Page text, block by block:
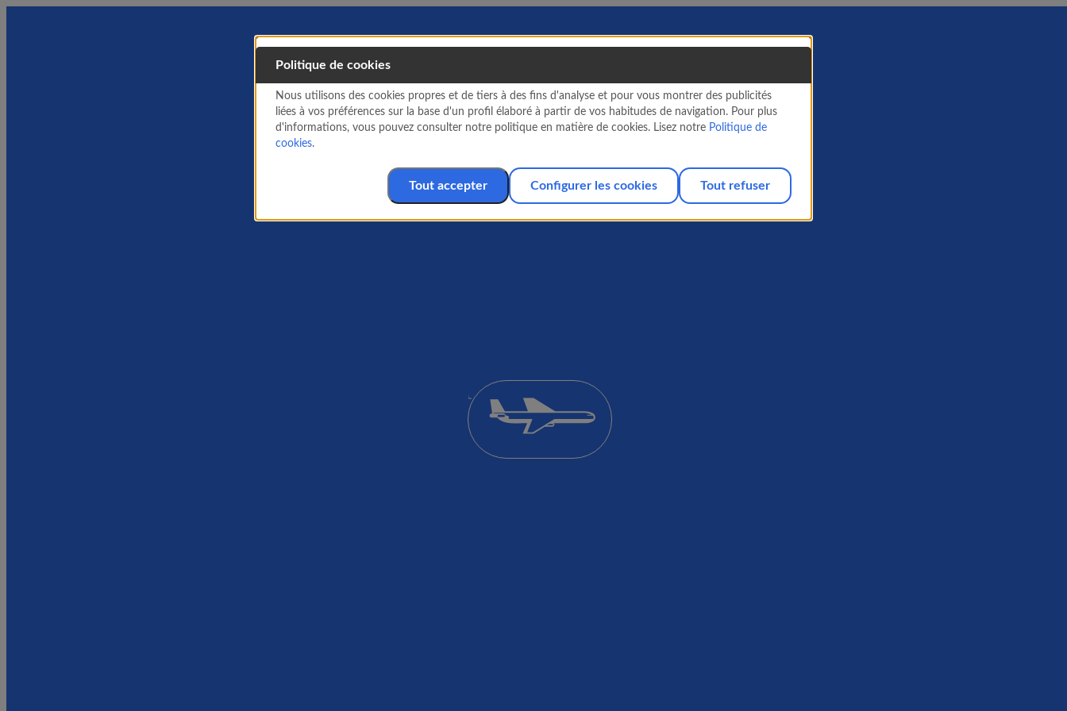
Politique de cookies
Nous utilisons des cookies propres et de tiers à des fins d'analyse et pour vous montrer des publicités
liées à vos préférences sur la base d'un profil élaboré à partir de vos habitudes de navigation. Pour plus
d'informations, vous pouvez consulter notre politique en matière de cookies. Lisez notre Politique de
cookies.
Tout accepter Tout refuser
Configurer les cookies